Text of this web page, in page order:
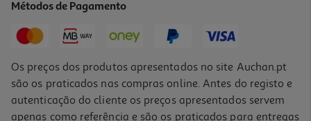
Métodos de Pagamento
Os preços dos produtos apresentados no site Auchan.pt
são os praticados nas compras online. Antes do registo e
autenticação do cliente os preços apresentados servem
apenas como referência e são os praticados para entregas